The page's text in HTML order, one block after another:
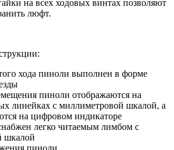
на всех ходовых винтах позволяют
люфт.
хода пиноли выполнен в форме
пиноли отображаются на
линейках с миллиметровой шкалой, а
на цифровом индикаторе
легко читаемым лимбом с
шкалой
пиноли